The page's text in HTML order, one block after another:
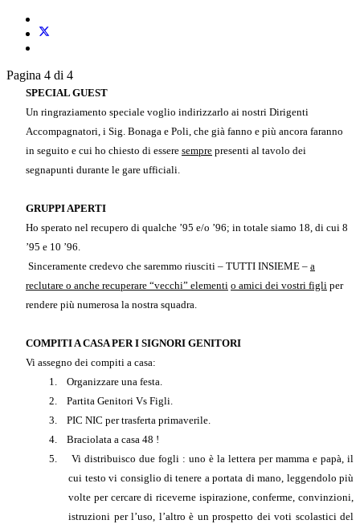
Pagina 4 di 4
SPECIAL GUEST
Un ringraziamento speciale voglio indirizzarlo ai nostri Dirigenti
Accompagnatori, i Sig. Bonaga e Poli, che già fanno e più ancora faranno
in seguito e cui ho chiesto di essere sempre presenti al tavolo dei
segnapunti durante le gare ufficiali.
GRUPPI APERTI
Ho sperato nel recupero di qualche ’95 e/o ’96; in totale siamo 18, di cui 8
’95 e 10 ’96.
Sinceramente credevo che saremmo riusciti – TUTTI INSIEME – a
reclutare o anche recuperare “vecchi” elementi o amici dei vostri figli per
rendere più numerosa la nostra squadra.
COMPITI A CASA PER I SIGNORI GENITORI
Vi assegno dei compiti a casa:
1.
Organizzare una festa.
2.
Partita Genitori Vs Figli.
3.
PIC NIC per trasferta primaverile.
4.
Braciolata a casa 48 !
5.
Vi distribuisco due fogli : uno è la lettera per mamma e papà, il
cui testo vi consiglio di tenere a portata di mano, leggendolo più
volte per cercare di riceverne ispirazione, conferme, convinzioni,
istruzioni per l’uso, l’altro è un prospetto dei voti scolastici del